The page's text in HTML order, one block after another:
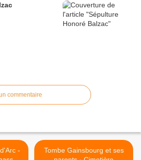
commentaire
Tombe Gainsbourg et ses